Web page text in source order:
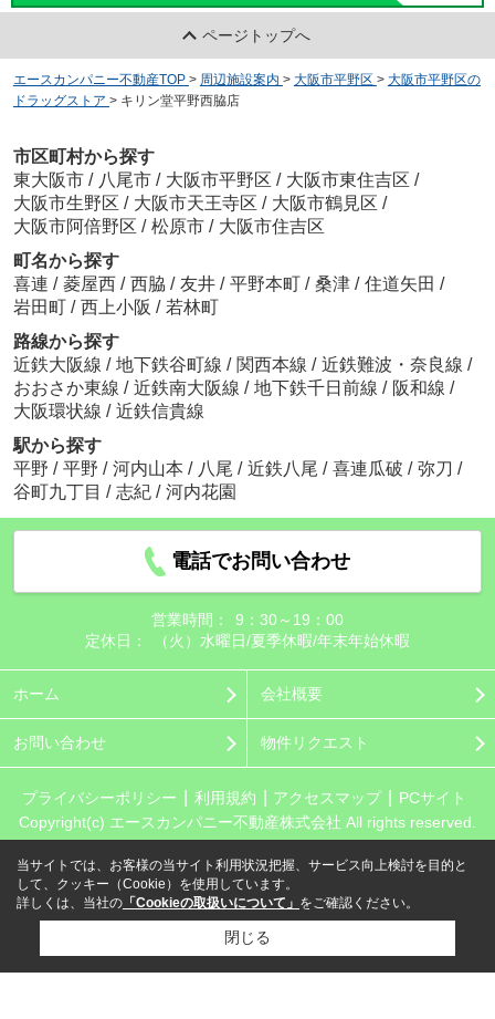
ページトップへ
エースカンパニー不動産TOP > 周辺施設案内 > 大阪市平野区 > 大阪市平野区の
ドラッグストア > キリン堂平野西脇店
市区町村から探す
東大阪市 / 八尾市 / 大阪市平野区 / 大阪市東住吉区 /
大阪市生野区 / 大阪市天王寺区 / 大阪市鶴見区 /
大阪市阿倍野区 / 松原市 / 大阪市住吉区
町名から探す
喜連 / 菱屋西 / 西脇 / 友井 / 平野本町 / 桑津 / 住道矢田 /
岩田町 / 西上小阪 / 若林町
路線から探す
近鉄大阪線 / 地下鉄谷町線 / 関西本線 / 近鉄難波・奈良線 /
おおさか東線 / 近鉄南大阪線 / 地下鉄千日前線 / 阪和線 /
大阪環状線 / 近鉄信貴線
駅から探す
平野 / 平野 / 河内山本 / 八尾 / 近鉄八尾 / 喜連瓜破 / 弥刀 /
谷町九丁目 / 志紀 / 河内花園
電話でお問い合わせ
営業時間：
9：30～19：00
定休日：
（火）水曜日/夏季休暇/年末年始休暇
ホーム 会社概要
お問い合わせ 物件リクエスト
プライバシーポリシー 利用規約 アクセスマップ
PCサイト
Copyright(c) エースカンパニー不動産株式会社 All rights reserved.
当サイトでは、お客様の当サイト利用状況把握、サービス向上検討を目的と
して、クッキー（Cookie）を使用しています。
詳しくは、当社の 「Cookieの取扱いについて」 をご確認ください。
閉じる